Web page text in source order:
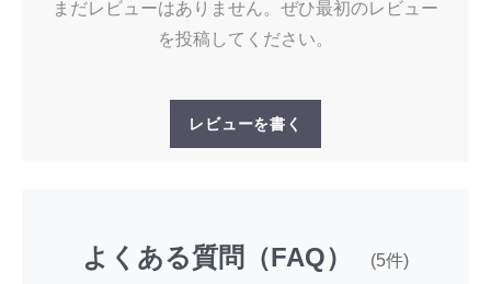
まだレビューはありません。ぜひ最初のレビュー
を投稿してください。
レビューを書く
よくある質問（FAQ） (5件)